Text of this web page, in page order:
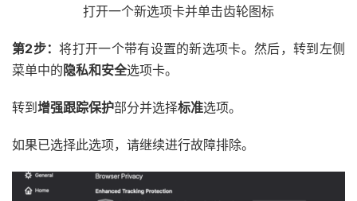
打开一个新选项卡并单击齿轮图标
第2步：将打开一个带有设置的新选项卡。然后，转到左侧
菜单中的 隐私和安全选项卡。
转到 增强跟踪保护部分并选择标准选项。
如果已选择此选项，请继续进行故障排除。